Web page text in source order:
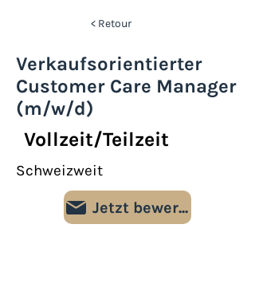
< Retour
Verkaufsorientierter
Customer Care Manager
(m/w/d)
Vollzeit/Teilzeit
Jetzt bewerben
Schweizweit